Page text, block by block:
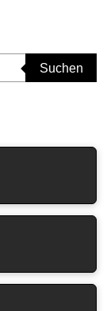
Suchen